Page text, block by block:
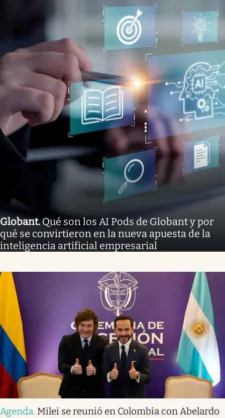
Globant.Qué son los AI Pods de Globant y por
qué se convirtieron en la nueva apuesta de la
inteligencia artificial empresarial
Agenda. Milei se reunió en Colombia con Abelardo